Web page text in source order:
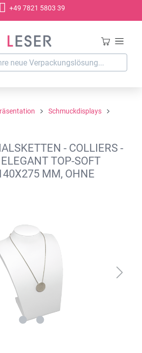
+49 7821 5803 39
Schmuckdisplays
- COLLIERS -
TOP-SOFT W
MM, OHNE D